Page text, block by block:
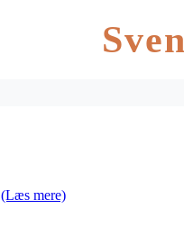
(Læs mere)